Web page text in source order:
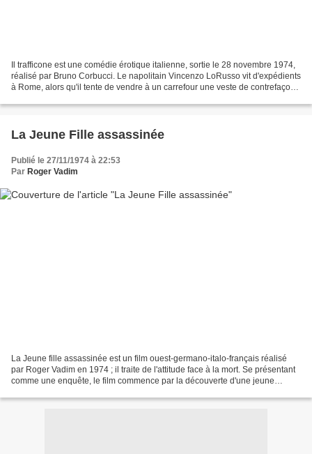
Il trafficone est une comédie érotique italienne, sortie le 28 novembre 1974,
réalisé par Bruno Corbucci. Le napolitain Vincenzo LoRusso vit d'expédients
à Rome, alors qu'il tente de vendre à un carrefour une veste de contrefaçon,
La Jeune Fille assassinée
Publié le 27/11/1974 à 22:53
Par Roger Vadim
La Jeune fille assassinée est un film ouest-germano-italo-français réalisé
par Roger Vadim en 1974 ; il traite de l'attitude face à la mort. Se présentant
comme une enquête, le film commence par la découverte d'une jeune